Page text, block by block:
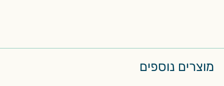
מוצרים נוספים